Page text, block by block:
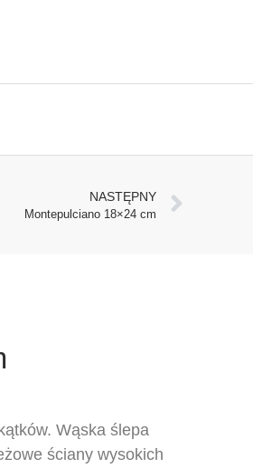
NASTĘPNY
Montepulciano 18×24 cm
Wąska ślepa
ściany wysokich